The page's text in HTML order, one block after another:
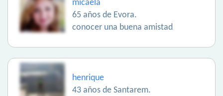
micaela
65 años de Evora.
conocer una buena amistad
henrique
43 años de Santarem.